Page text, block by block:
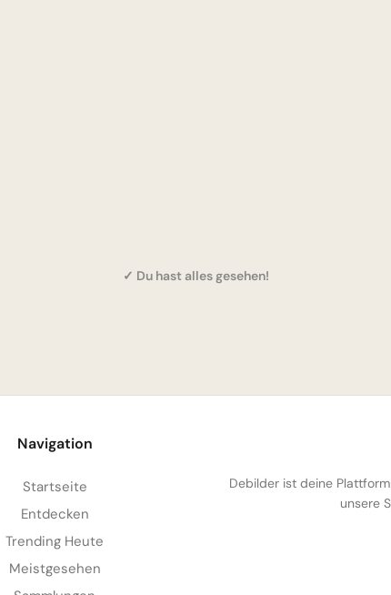
✓ Du hast alles gesehen!
Navigation
Startseite
Entdecken
Trending Heute
Meistgesehen
Debilder ist deine
unsere